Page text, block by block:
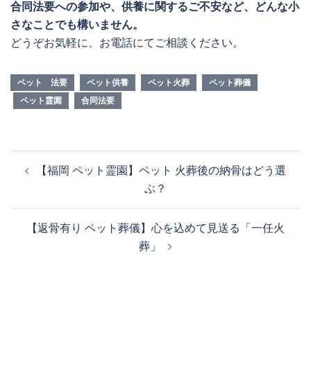
合同法要への参加や、供養に関するご不安など、どんな小
さなことでも構いません。
どうぞお気軽に、お電話にてご相談ください。
ペット 法要 ペット供養 ペット火葬
ペット葬儀
ペット霊園
合同法要
稿
【福岡 ペット霊園】ペット 火葬後の納骨はどう選
ぶ？
【返骨有り ペット葬儀】心を込めて見送る「一任火
葬」